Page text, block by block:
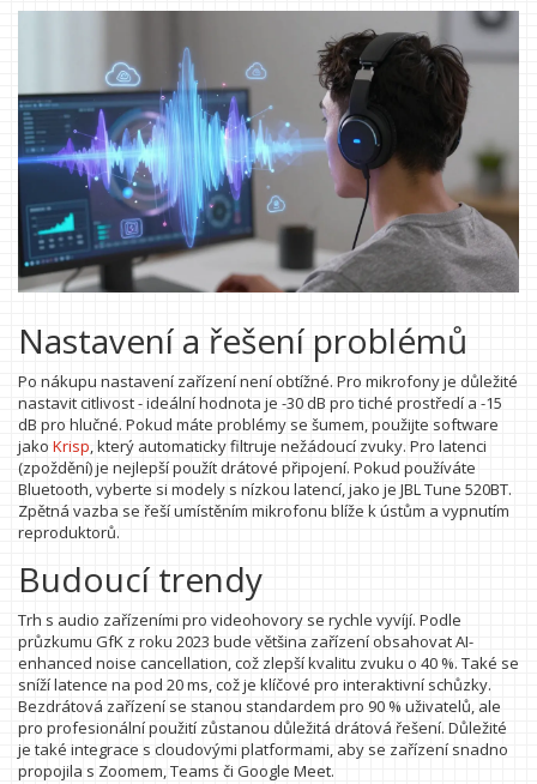
Nastavení a řešení problémů
Po nákupu nastavení zařízení není obtížné. Pro mikrofony je důležité
nastavit citlivost - ideální hodnota je -30 dB pro tiché prostředí a -15
dB pro hlučné. Pokud máte problémy se šumem, použijte software
jako Krisp, který automaticky filtruje nežádoucí zvuky. Pro latenci
(zpoždění) je nejlepší použít drátové připojení. Pokud používáte
Bluetooth, vyberte si modely s nízkou latencí, jako je JBL Tune 520BT.
Zpětná vazba se řeší umístěním mikrofonu blíže k ústům a vypnutím
reproduktorů.
Budoucí trendy
Trh s audio zařízeními pro videohovory se rychle vyvíjí. Podle
průzkumu GfK z roku 2023 bude většina zařízení obsahovat AI-
enhanced noise cancellation, což zlepší kvalitu zvuku o 40 %. Také se
sníží latence na pod 20 ms, což je klíčové pro interaktivní schůzky.
Bezdrátová zařízení se stanou standardem pro 90 % uživatelů, ale
pro profesionální použití zůstanou důležitá drátová řešení. Důležité
je také integrace s cloudovými platformami, aby se zařízení snadno
propojila s Zoomem, Teams či Google Meet.